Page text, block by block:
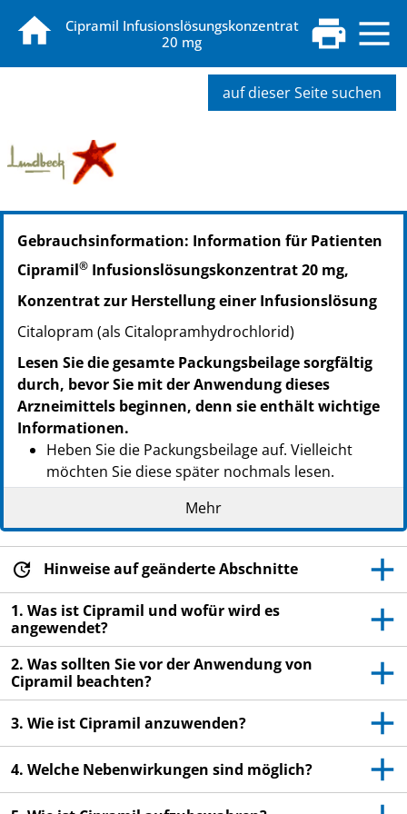
Cipramil Infusionslösungskonzentrat
20 mg
auf dieser Seite suchen
PZN: 02195284
PPN: 110219528488
NTIN: 04150021952843
Gebrauchsinformation: Information für Patienten
Cipramil® Infusionslösungskonzentrat 20 mg,
Konzentrat zur Herstellung einer Infusionslösung
Citalopram (als Citalopramhydrochlorid)
Lesen Sie die gesamte Packungsbeilage sorgfältig
durch, bevor Sie mit der Anwendung dieses
Arzneimittels beginnen, denn sie enthält wichtige
Informationen.
Heben Sie die Packungsbeilage auf. Vielleicht
möchten Sie diese später nochmals lesen.
Wenn Sie weitere Fragen haben, wenden Sie sich
an Ihren Arzt oder Apotheker.
verschrieben. Geben Sie es nicht an Dritte weiter.
Es kann anderen Menschen schaden, auch wenn
diese die gleichen Beschwerden haben wie Sie.
Wenn Sie Nebenwirkungen bemerken, wenden Sie
sich an Ihren Arzt oder Apotheker. Dies gilt auch
für Nebenwirkungen, die nicht in dieser
Packungsbeilage angegeben sind. Siehe Abschnitt
Mehr
Hinweise auf geänderte Abschnitte
1. Was ist Cipramil und wofür wird es
angewendet?
2. Was sollten Sie vor der Anwendung von
Cipramil beachten?
3. Wie ist Cipramil anzuwenden?
4. Welche Nebenwirkungen sind möglich?